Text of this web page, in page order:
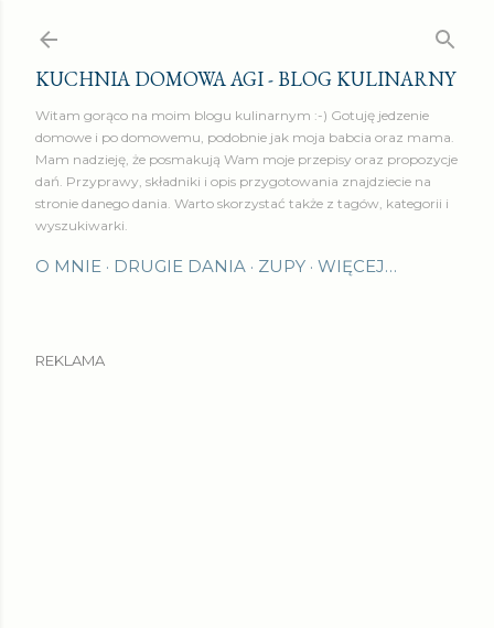
KUCHNIA DOMOWA AGI - BLOG KULINARNY
Witam gorąco na moim blogu kulinarnym :-) Gotuję jedzenie
domowe i po domowemu, podobnie jak moja babcia oraz mama.
Mam nadzieję, że posmakują Wam moje przepisy oraz propozycje
dań. Przyprawy, składniki i opis przygotowania znajdziecie na
stronie danego dania. Warto skorzystać także z tagów, kategorii i
wyszukiwarki.
O MNIE DRUGIE DANIA ZUPY WIĘCEJ…
REKLAMA